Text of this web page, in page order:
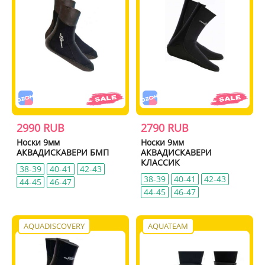
2990 RUB
Носки 9мм
АКВАДИСКАВЕРИ БМП
38-39
40-41
42-43
44-45
46-47
2790 RUB
Носки 9мм
АКВАДИСКАВЕРИ
КЛАССИК
38-39
40-41
42-43
44-45
46-47
AQUADISCOVERY AQUATEAM